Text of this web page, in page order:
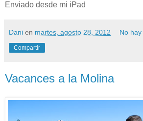
Enviado desde mi iPad
Dani en martes, agosto 28, 2012 No
Compartir
Vacances a la Molina